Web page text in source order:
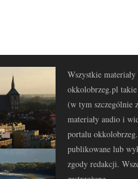
Wszystkie
okkolobrzeg.pl
(w tym szczególnie
materiały audio i
portalu
publikowane lub
zgody redakcji.